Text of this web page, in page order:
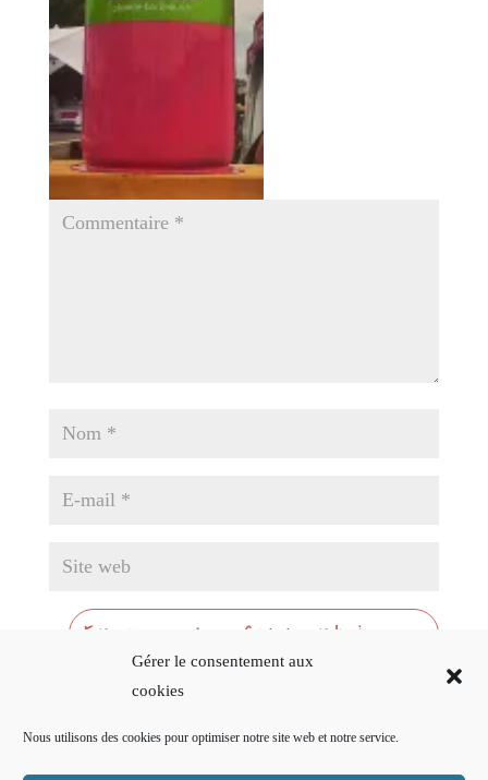
Gérer le consentement aux
cookies
Nous utilisons des cookies pour optimiser notre site web et notre service.
Ce site utilise Akismet pour réduire les indésirables.
savoir plus sur la façon dont les données de vos